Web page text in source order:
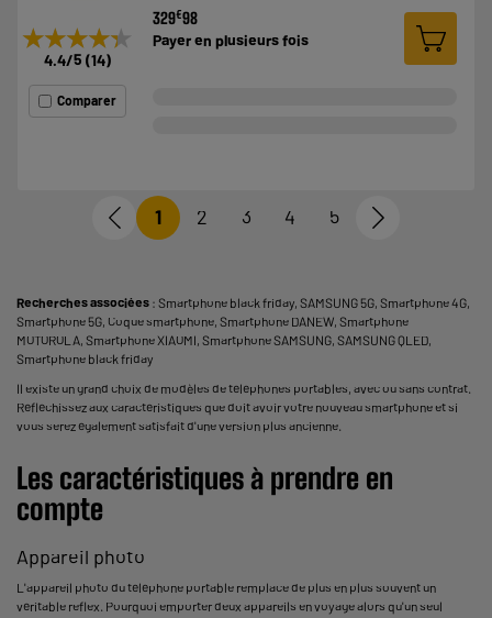
★★★★★
★★★★★
4.4/5 (14)
Comparer
329€98
Payer enplusieurs fois
1 2 3 4 5
Recherches associées : Smartphone black friday, SAMSUNG 5G, Smartphone 4G,
Smartphone 5G, Coque smartphone, Smartphone DANEW, Smartphone
MOTOROLA, Smartphone XIAOMI, Smartphone SAMSUNG, SAMSUNG QLED,
Smartphone black friday
Il existe un grand choix de modèles de téléphones portables, avec ou sans contrat.
Réfléchissez aux caractéristiques que doit avoir votre nouveau smartphone et si
vous serez également satisfait d'une version plus ancienne.
Les caractéristiques à prendre en
compte
Appareil photo
L'appareil photo du téléphone portable remplace de plus en plus souvent un
véritable reflex. Pourquoi emporter deux appareils en voyage alors qu'un seul